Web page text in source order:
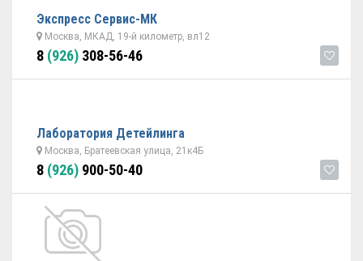
Экспресс Сервис-МК
Москва, МКАД, 19-й километр, вл12
8 (926) 308-56-46
Лаборатория Детейлинга
Москва, Братеевская улица, 21к4Б
8 (926) 900-50-40